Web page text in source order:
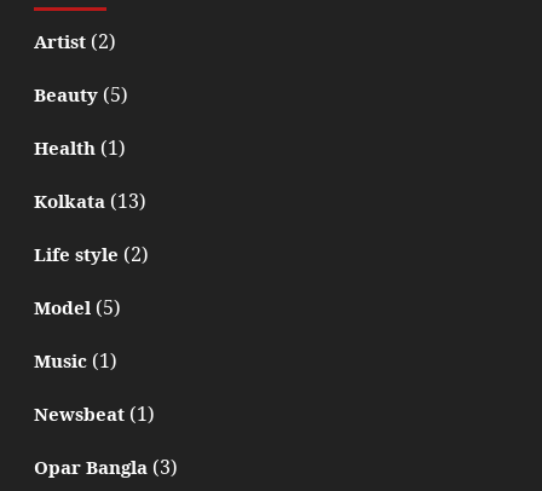
Artist(2)
Beauty(5)
Health(1)
Kolkata(13)
Life style (2)
Model(5)
Music(1)
Newsbeat(1)
Opar Bangla(3)